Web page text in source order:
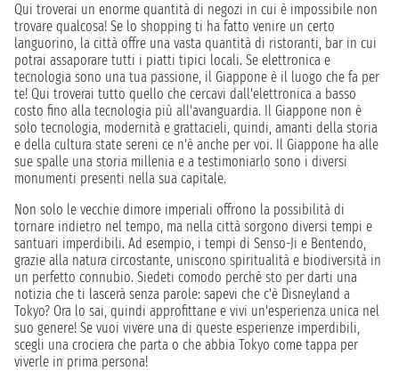
Qui troverai un enorme quantità di negozi in cui è impossibile non
trovare qualcosa! Se lo shopping ti ha fatto venire un certo
languorino, la città offre una vasta quantità di ristoranti, bar in cui
potrai assaporare tutti i piatti tipici locali. Se elettronica e
tecnologia sono una tua passione, il Giappone è il luogo che fa per
te! Qui troverai tutto quello che cercavi dall'elettronica a basso
costo fino alla tecnologia più all'avanguardia. Il Giappone non è
solo tecnologia, modernità e grattacieli, quindi, amanti della storia
e della cultura state sereni ce n'è anche per voi. Il Giappone ha alle
sue spalle una storia millenia e a testimoniarlo sono i diversi
monumenti presenti nella sua capitale.
Non solo le vecchie dimore imperiali offrono la possibilità di
tornare indietro nel tempo, ma nella città sorgono diversi tempi e
santuari imperdibili. Ad esempio, i tempi di Senso-Ji e Bentendo,
grazie alla natura circostante, uniscono spiritualità e biodiversità in
un perfetto connubio. Siedeti comodo perchè sto per darti una
notizia che ti lascerà senza parole: sapevi che c'è Disneyland a
Tokyo? Ora lo sai, quindi approfittane e vivi un'esperienza unica nel
suo genere! Se vuoi vivere una di queste esperienze imperdibili,
scegli una crociera che parta o che abbia Tokyo come tappa per
viverle in prima persona!